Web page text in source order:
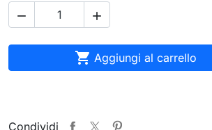
 
 Aggiungi al carrello
Condividi